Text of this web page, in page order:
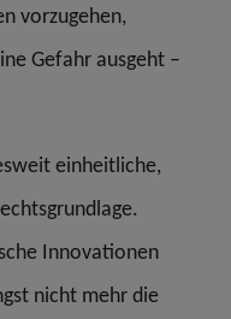
vorzugehen,
Gefahr ausgeht –
einheitliche,
Innovationen
nicht mehr die